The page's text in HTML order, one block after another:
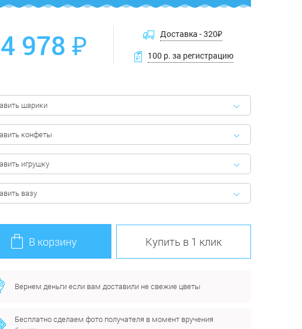
4 978 ₽ Доставка -320₽
100 р. за регистрацию
шарики
конфеты
игрушку
вазу
В корзину Купить в 1 клик
Вернем деньги если вам доставили не свежие цветы
Бесплатно сделаем фото получателя в момент вручения